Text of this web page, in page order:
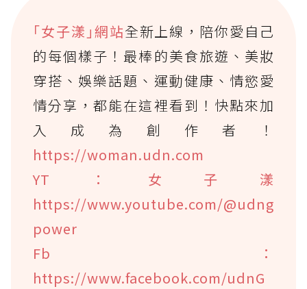
｢女子漾｣網站全新上線，陪你愛自己
的每個樣子！最棒的美食旅遊、美妝
穿搭、娛樂話題、運動健康、情慾愛
情分享，都能在這裡看到！快點來加
入成為創作者！
https://woman.udn.com
YT：女子漾
https://www.youtube.com/@udng
power
Fb：
https://www.facebook.com/udnG